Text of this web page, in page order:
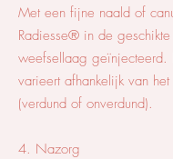
Met een fijne naald of
Radiesse® in de
weefsellaag geïnjecteerd.
varieert afhankelijk van
(verdund of onverdund).
4. Nazorg